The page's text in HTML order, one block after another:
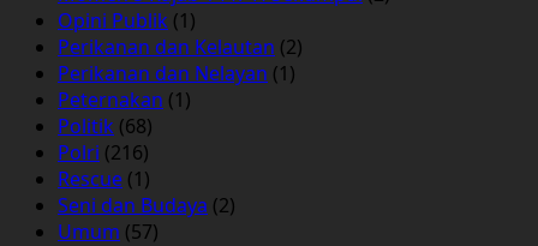
Opini Publik (1)
Perikanan dan Kelautan (2)
Perikanan dan Nelayan (1)
Peternakan (1)
Politik (68)
Polri (216)
Rescue (1)
Seni dan Budaya (2)
Umum (57)